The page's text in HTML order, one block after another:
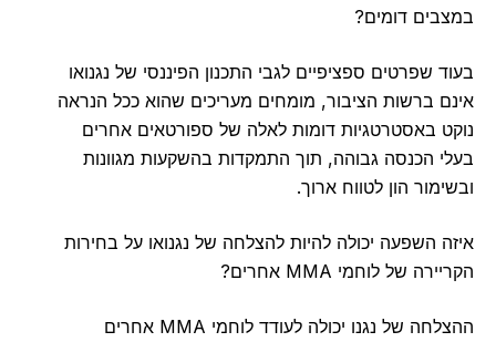
במצבים דומים?
בעוד שפרטים ספציפיים לגבי התכנון הפיננסי של נגנואו
אינם ברשות הציבור, מומחים מעריכים שהוא ככל הנראה
נוקט באסטרטגיות דומות לאלה של ספורטאים אחרים
בעלי הכנסה גבוהה, תוך התמקדות בהשקעות מגוונות
ובשימור הון לטווח ארוך.
איזה השפעה יכולה להיות להצלחה של נגנואו על בחירות
הקריירה של לוחמי MMA אחרים?
ההצלחה של נגנו יכולה לעודד לוחמי MMA אחרים